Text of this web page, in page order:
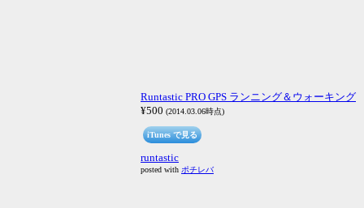
Runtastic PRO GPS ランニング＆ウォーキング
¥500 (2014.03.06時点)
iTunes で見る
runtastic
posted with ポチレバ